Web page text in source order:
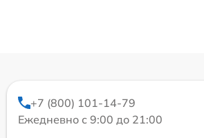
+7 (800) 101-14-79
Ежедневно с 9:00 до 21:00